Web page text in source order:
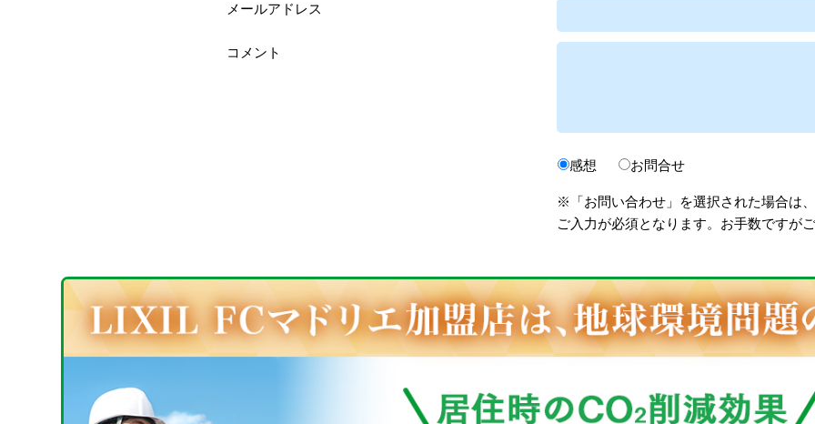
メールアドレス
コメント
感想 お問合せ
※「お問い合わせ」を選択された場合は
ご入力が必須となります。お手数ですが